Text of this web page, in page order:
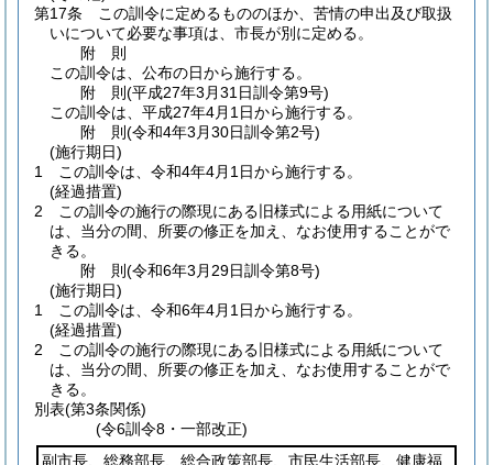
第17条
この訓令に定めるもののほか、苦情の申出及び取扱
いについて必要な事項は、市長が別に定める。
附 則
この訓令は、公布の日から施行する。
附 則(平成27年3月31日訓令第9号)
この訓令は、平成27年4月1日から施行する。
附 則(令和4年3月30日訓令第2号)
(施行期日)
1
この訓令は、令和4年4月1日から施行する。
(経過措置)
2
この訓令の施行の際現にある旧様式による用紙について
は、当分の間、所要の修正を加え、なお使用することがで
きる。
附 則(令和6年3月29日訓令第8号)
(施行期日)
1
この訓令は、令和6年4月1日から施行する。
(経過措置)
2
この訓令の施行の際現にある旧様式による用紙について
は、当分の間、所要の修正を加え、なお使用することがで
きる。
別表(第3条関係)
(令6訓令8・一部改正)
副市長、総務部長、総合政策部長、市民生活部長、健康福